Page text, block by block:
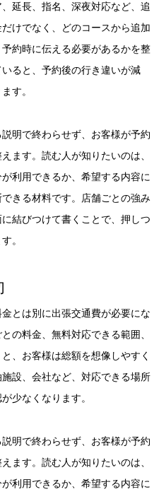
延長、指名、深夜対応など、追
けでなく、どのコースから追加
約時に伝える必要があるかを整
ると、予約後の行き違いが減
す。
明で終わらせず、お客様が予約
ます。読む人が知りたいのは、
利用できるか、希望する内容に
きる材料です。店舗ごとの強み
結びつけて書くことで、押しつ
。
とは別に出張交通費が必要にな
の料金、無料対応できる範囲、
、お客様は総額を想像しやすく
設、会社など、対応できる場所
少なくなります。
明で終わらせず、お客様が予約
ます。読む人が知りたいのは、
利用できるか、希望する内容に